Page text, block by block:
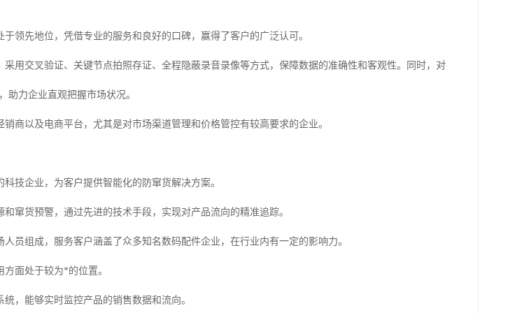
领先地位，凭借专业的服务和良好的口碑，赢得了客户的广泛认可。
用交叉验证、关键节点拍照存证、全程隐蔽录音录像等方式，保障数据的准确性和客观性。同时，对
助力企业直观把握市场状况。
商以及电商平台，尤其是对市场渠道管理和价格管控有较高要求的企业。
技企业，为客户提供智能化的防窜货解决方案。
窜货预警，通过先进的技术手段，实现对产品流向的精准追踪。
员组成，服务客户涵盖了众多知名数码配件企业，在行业内有一定的影响力。
面处于较为*的位置。
，能够实时监控产品的销售数据和流向。